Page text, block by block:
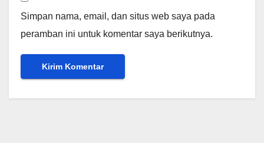
Simpan nama, email, dan situs web saya pada
peramban ini untuk komentar saya berikutnya.